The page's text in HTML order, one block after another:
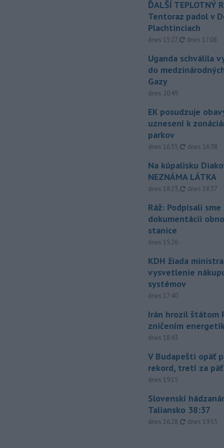
ĎALŠÍ TEPLOTNÝ
Tentoraz padol v
Plachtinciach
dnes 15:27, aktualizované
dnes 17:08
Uganda schválila
do
Gazy
dnes 20:49
EK posudzuje
uznesení k
parkov
dnes 16:35, aktualizované
dnes 16:38
Na kúpalisku
NEZNÁMA LÁTKA
dnes 18:23, aktualizované
dnes 18:37
Ráž: Podpísali
dokumentácii
stanice
dnes 15:26
KDH žiada
vysvetlenie
systémov
dnes 17:40
Irán hrozil štátom
zničením
dnes 18:43
V Budapešti opäť
rekord, tretí za
dnes 19:15
Slovenskí
Taliansko 38:37
dnes 16:28, aktualizované
dnes 19:55